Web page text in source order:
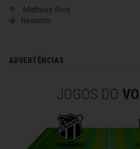
Matheus Reis
Reinaldo
ADVERTÊNCIAS
JOGOS DO